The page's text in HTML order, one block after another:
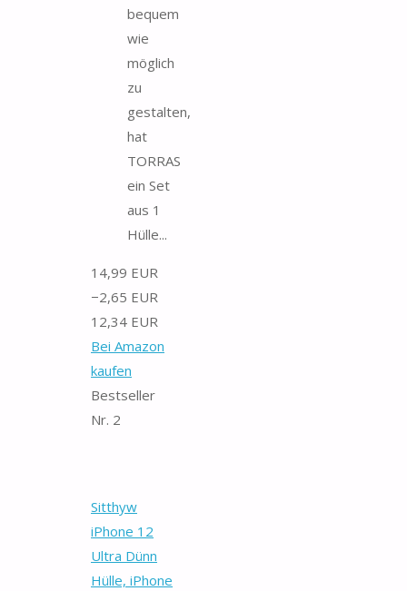
bequem
wie
möglich
zu
gestalten,
hat
TORRAS
ein Set
aus 1
Hülle...
14,99 EUR
−2,65 EUR
12,34 EUR
Bei Amazon
kaufen
Bestseller
Nr. 2
Sitthyw
iPhone 12
Ultra Dünn
Hülle, iPhone